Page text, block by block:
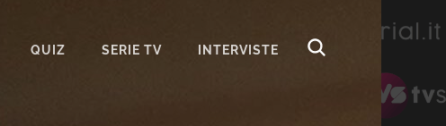
QUIZ SERIE TV INTERVISTE